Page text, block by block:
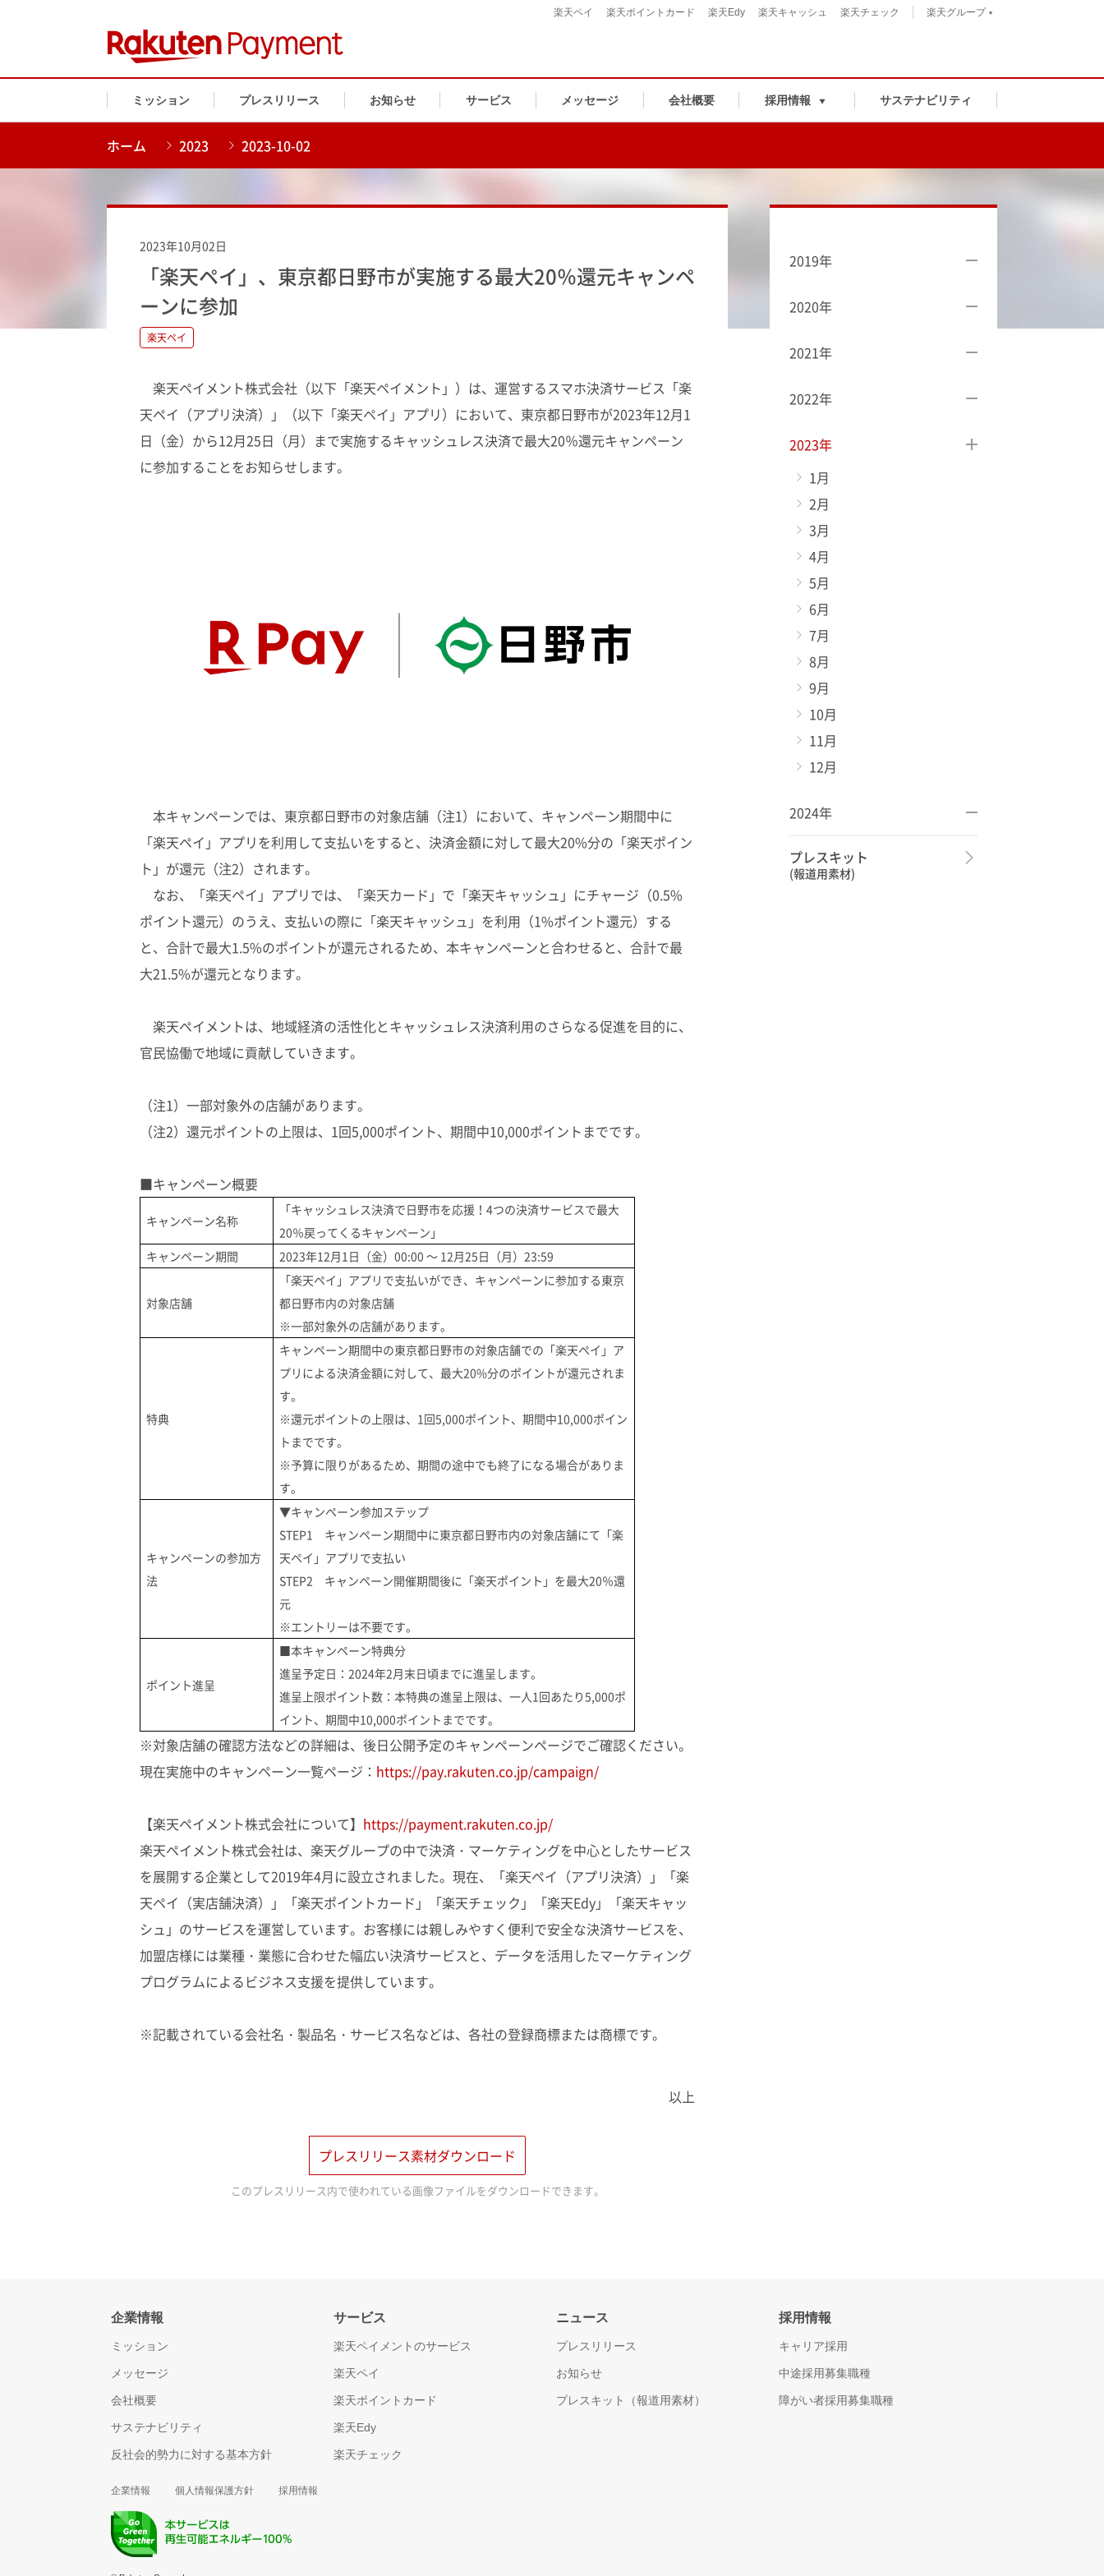
楽天ペイ 楽天ポイントカード 楽天Edy 楽天キャッシュ 楽天チェック 楽天グループ
ミッション プレスリリース お知らせ サービス メッセージ 会社概要 採用情報 サステナビリティ
ホーム 2023 2023-10-02
2023年10月02日
「楽天ペイ」、東京都日野市が実施する最大20％還元キャンペ
ーンに参加
楽天ペイ
楽天ペイメント株式会社（以下「楽天ペイメント」）は、運営するスマホ決済サービス「楽
天ペイ（アプリ決済）」（以下「楽天ペイ」アプリ）において、東京都日野市が2023年12月1
日（金）から12月25日（月）まで実施するキャッシュレス決済で最大20％還元キャンペーン
に参加することをお知らせします。
本キャンペーンでは、東京都日野市の対象店舗（注1）において、キャンペーン期間中に
「楽天ペイ」アプリを利用して支払いをすると、決済金額に対して最大20%分の「楽天ポイン
ト」が還元（注2）されます。
なお、「楽天ペイ」アプリでは、「楽天カード」で「楽天キャッシュ」にチャージ（0.5%
ポイント還元）のうえ、支払いの際に「楽天キャッシュ」を利用（1%ポイント還元）する
と、合計で最大1.5%のポイントが還元されるため、本キャンペーンと合わせると、合計で最
大21.5%が還元となります。
楽天ペイメントは、地域経済の活性化とキャッシュレス決済利用のさらなる促進を目的に、
官民協働で地域に貢献していきます。
（注1）一部対象外の店舗があります。
（注2）還元ポイントの上限は、1回5,000ポイント、期間中10,000ポイントまでです。
■キャンペーン概要
キャンペーン名称
「キャッシュレス決済で日野市を応援！4つの決済サービスで最大
20％戻ってくるキャンペーン」
キャンペーン期間
2023年12月1日（金）00:00 ～ 12月25日（月）23:59
対象店舗
「楽天ペイ」アプリで支払いができ、キャンペーンに参加する東京
都日野市内の対象店舗
※一部対象外の店舗があります。
特典
キャンペーン期間中の東京都日野市の対象店舗での「楽天ペイ」ア
プリによる決済金額に対して、最大20%分のポイントが還元されま
す。
※還元ポイントの上限は、1回5,000ポイント、期間中10,000ポイン
トまでです。
※予算に限りがあるため、期間の途中でも終了になる場合がありま
す。
キャンペーンの参加方
法
▼キャンペーン参加ステップ
STEP1 キャンペーン期間中に東京都日野市内の対象店舗にて「楽
天ペイ」アプリで支払い
STEP2 キャンペーン開催期間後に「楽天ポイント」を最大20％還
元
※エントリーは不要です。
ポイント進呈
■本キャンペーン特典分
進呈予定日：2024年2月末日頃までに進呈します。
進呈上限ポイント数：本特典の進呈上限は、一人1回あたり5,000ポ
イント、期間中10,000ポイントまでです。
※対象店舗の確認方法などの詳細は、後日公開予定のキャンペーンページでご確認ください。
現在実施中のキャンペーン一覧ページ： https://pay.rakuten.co.jp/campaign/
【楽天ペイメント株式会社について】 https://payment.rakuten.co.jp/
楽天ペイメント株式会社は、楽天グループの中で決済・マーケティングを中心としたサービス
を展開する企業として2019年4月に設立されました。現在、「楽天ペイ（アプリ決済）」「楽
天ペイ（実店舗決済）」「楽天ポイントカード」「楽天チェック」「楽天Edy」「楽天キャッ
シュ」のサービスを運営しています。お客様には親しみやすく便利で安全な決済サービスを、
加盟店様には業種・業態に合わせた幅広い決済サービスと、データを活用したマーケティング
プログラムによるビジネス支援を提供しています。
※記載されている会社名・製品名・サービス名などは、各社の登録商標または商標です。
以上
プレスリリース素材ダウンロード
このプレスリリース内で使われている画像ファイルをダウンロードできます。
2019年
2020年
2021年
2022年
2023年
1月
2月
3月
4月
5月
6月
7月
8月
9月
10月
11月
12月
2024年
プレスキット
(報道用素材)
企業情報
ミッション
メッセージ
会社概要
サステナビリティ
反社会的勢力に対する基本方針
サービス
楽天ペイメントのサービス
楽天ペイ
楽天ポイントカード
楽天Edy
楽天チェック
ニュース
プレスリリース
お知らせ
プレスキット（報道用素材）
採用情報
キャリア採用
中途採用募集職種
障がい者採用募集職種
企業情報 個人情報保護方針 採用情報